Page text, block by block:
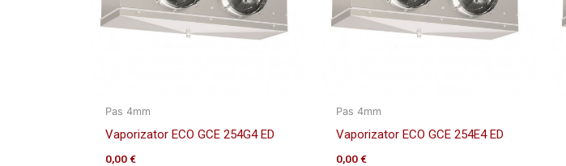
Pas 4mm
Vaporizator ECO GCE 254G4 ED
0,00€
Pas 4mm
Vaporizator ECO GCE 254E4 ED
0,00€